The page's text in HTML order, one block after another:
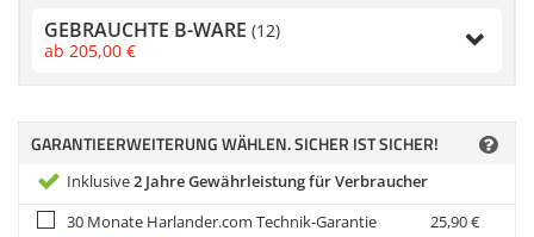
Merkzettel
GEBRAUCHTE B-WARE (12)
ab 205,00 €
GARANTIEERWEITERUNG WÄHLEN. SICHER IST SICHER!
Inklusive2 Jahre Gewährleistung für Verbraucher
30 Monate Harlander.com Technik-Garantie
25,90€